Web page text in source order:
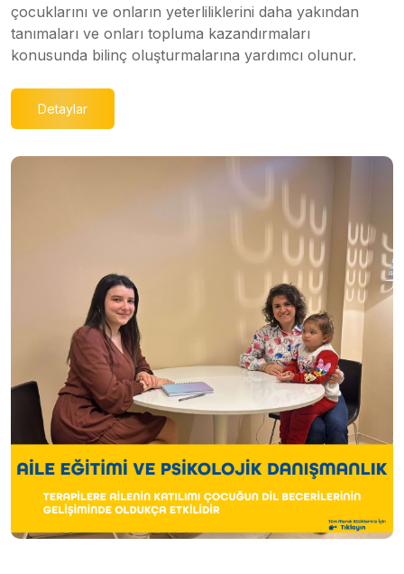
çocuklarını ve onların yeterliliklerini daha yakından
tanımaları ve onları topluma kazandırmaları
konusunda bilinç oluşturmalarına yardımcı olunur.
Detaylar